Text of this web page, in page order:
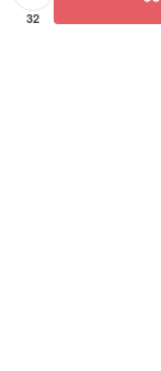
32